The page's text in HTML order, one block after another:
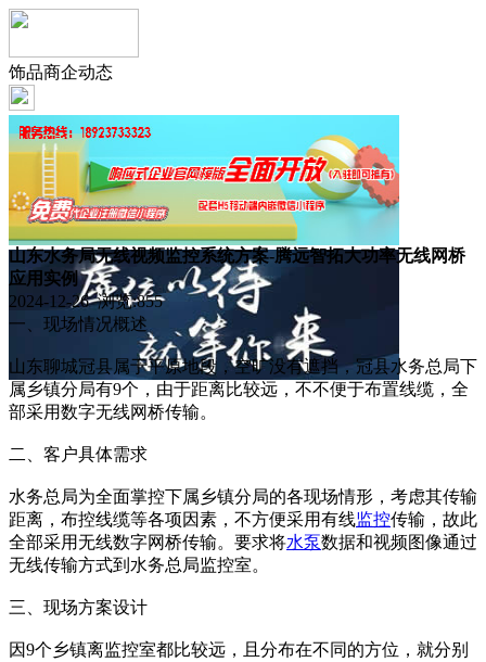
饰品商企动态
山东水务局无线视频监控系统方案-腾远智拓大功率无线网桥
应用实例
2024-12-26 浏览:855
一、现场情况概述
山东聊城冠县属于平原地段，空旷没有遮挡，冠县水务总局下
属乡镇分局有9个，由于距离比较远，不不便于布置线缆，全
部采用数字无线网桥传输。
二、客户具体需求
水务总局为全面掌控下属乡镇分局的各现场情形，考虑其传输
距离，布控线缆等各项因素，不方便采用有线监控传输，故此
全部采用无线数字网桥传输。要求将水泵数据和视频图像通过
无线传输方式到水务总局监控室。
三、现场方案设计
因9个乡镇离监控室都比较远，且分布在不同的方位，就分别